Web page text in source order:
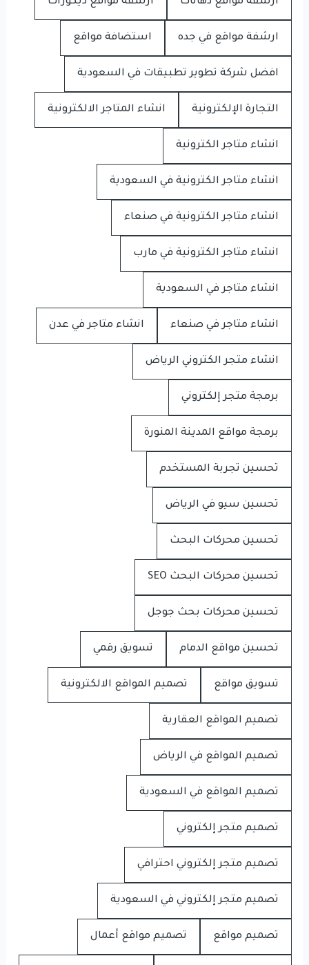
ارشفة مواقع في جده استضافة مواقع
افضل شركة تطوير تطبيقات في السعودية
التجارة الإلكترونية انشاء المتاجر الالكترونية
انشاء متاجر الكترونية
انشاء متاجر الكترونية في السعودية
انشاء متاجر الكترونية في صنعاء
انشاء متاجر الكترونية في مارب
انشاء متاجر في السعودية
انشاء متاجر في صنعاء انشاء متاجر في عدن
انشاء متجر الكتروني الرياض
برمجة متجر إلكتروني
برمجة مواقع المدينة المنورة
تحسين تجربة المستخدم
تحسين سيو في الرياض
تحسين محركات البحث
تحسين محركات البحث SEO
تحسين محركات بحث جوجل
تحسين مواقع الدمام تسويق رقمي
تسويق مواقع تصميم المواقع الالكترونية
تصميم المواقع العقارية
تصميم المواقع في الرياض
تصميم المواقع في السعودية
تصميم متجر إلكتروني
تصميم متجر إلكتروني احترافي
تصميم متجر إلكتروني في السعودية
تصميم مواقع تصميم مواقع أعمال